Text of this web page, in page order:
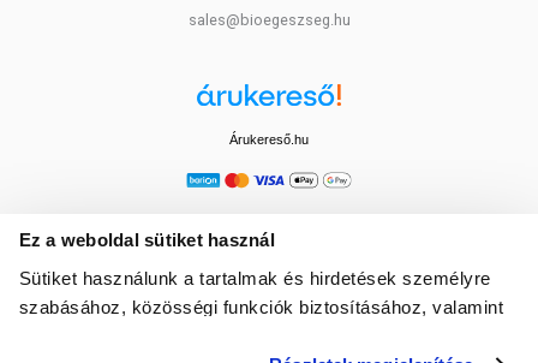
Ez a weboldal sütiket használ
Sütiket használunk a tartalmak és hirdetések személyre
szabásához, közösségi funkciók biztosításához, valamint
sales@bioegeszseg.hu
Árukereső.hu